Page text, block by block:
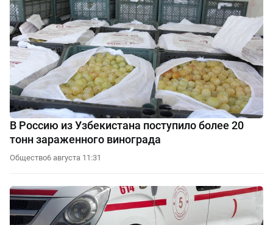
В Россию из Узбекистана поступило более 20
тонн зараженного винограда
Общество6 августа 11:31